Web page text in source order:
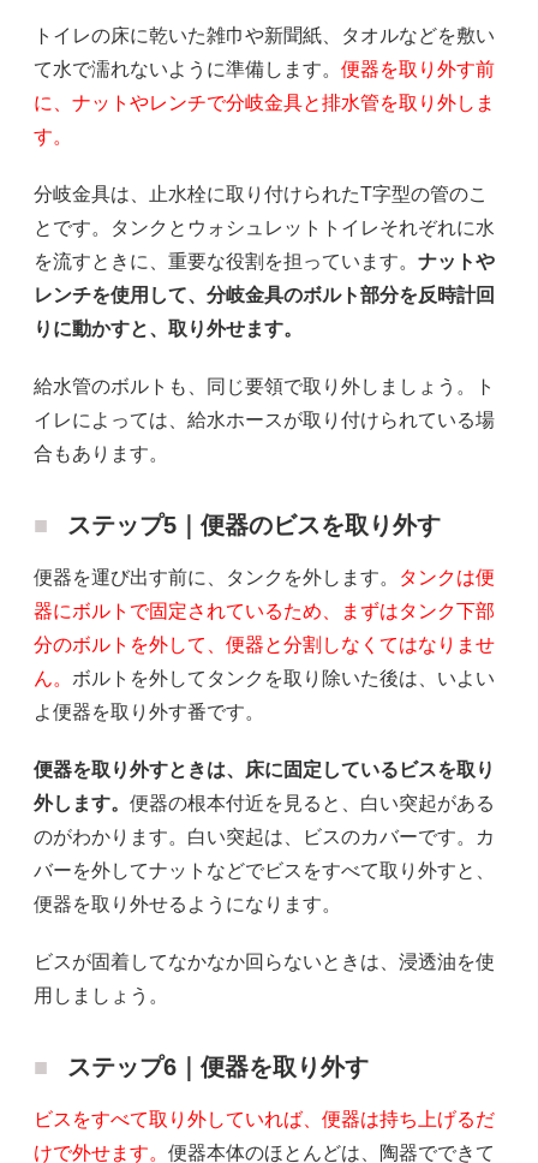
トイレの床に乾いた雑巾や新聞紙、タオルなどを敷い
て水で濡れないように準備します。 便器を取り外す前
に、ナットやレンチで分岐金具と排水管を取り外しま
す。
分岐金具は、止水栓に取り付けられたT字型の管のこ
とです。タンクとウォシュレットトイレそれぞれに水
を流すときに、重要な役割を担っています。 ナットや
レンチを使用して、分岐金具のボルト部分を反時計回
りに動かすと、取り外せます。
給水管のボルトも、同じ要領で取り外しましょう。ト
イレによっては、給水ホースが取り付けられている場
合もあります。
ステップ5｜便器のビスを取り外す
便器を運び出す前に、タンクを外します。
タンクは便
器にボルトで固定されているため、まずはタンク下部
分のボルトを外して、便器と分割しなくてはなりませ
ん。 ボルトを外してタンクを取り除いた後は、いよい
よ便器を取り外す番です。
便器を取り外すときは、床に固定しているビスを取り
外します。 便器の根本付近を見ると、白い突起がある
のがわかります。白い突起は、ビスのカバーです。カ
バーを外してナットなどでビスをすべて取り外すと、
便器を取り外せるようになります。
ビスが固着してなかなか回らないときは、浸透油を使
用しましょう。
ステップ6｜便器を取り外す
ビスをすべて取り外していれば、便器は持ち上げるだ
けで外せます。 便器本体のほとんどは、陶器でできて